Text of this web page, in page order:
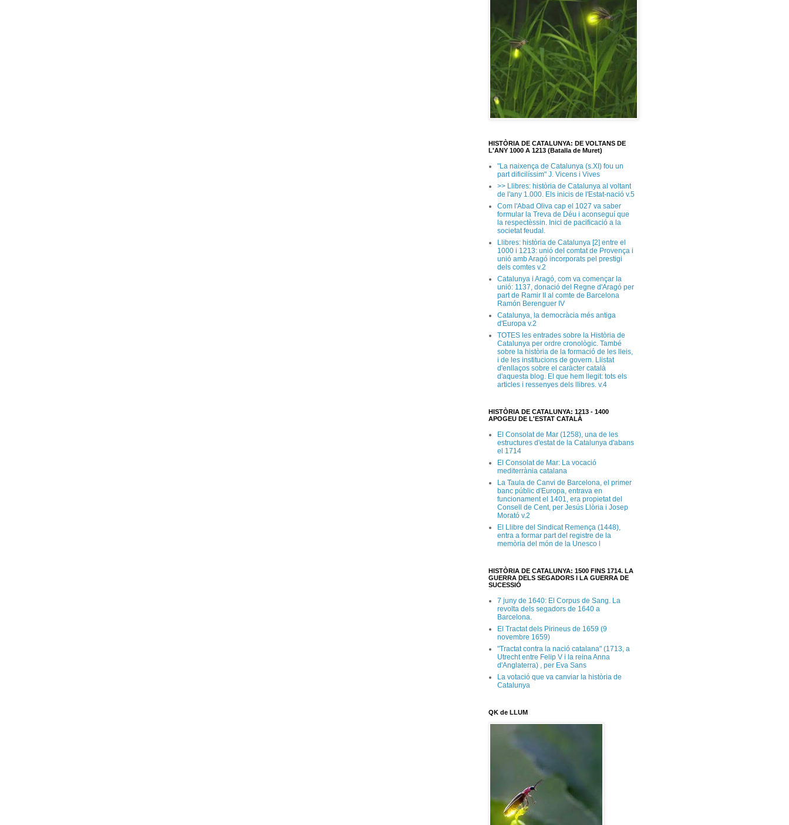
HISTÒRIA DE CATALUNYA: DE VOLTANS DE
L'ANY 1000 A 1213 (Batalla de Muret)
"La naixença de Catalunya (s.XI) fou un
part dificilíssim" J. Vicens i Vives
>> Llibres: història de Catalunya al voltant
de l'any 1.000. Els inicis de l'Estat-nació v.5
Com l'Abad Oliva cap el 1027 va saber
formular la Treva de Déu i aconseguí que
la respectèssin. Inici de pacificació a la
societat feudal.
Llibres: història de Catalunya [2] entre el
1000 i 1213: unió del comtat de Provença i
unió amb Aragó incorporats pel prestigi
dels comtes v.2
Catalunya i Aragó, com va començar la
unió: 1137, donació del Regne d'Aragó per
part de Ramir II al comte de Barcelona
Ramón Berenguer IV
Catalunya, la democràcia més antiga
d'Europa v.2
TOTES les entrades sobre la Història de
Catalunya per ordre cronològic. També
sobre la història de la formació de les lleis,
i de les institucions de govern. Llistat
d'enllaços sobre el caràcter català
d'aquesta blog. El que hem llegit: tots els
articles i ressenyes dels llibres. v.4
HISTÒRIA DE CATALUNYA: 1213 - 1400
APOGEU DE L'ESTAT CATALÀ
El Consolat de Mar (1258), una de les
estructures d'estat de la Catalunya d'abans
el 1714
El Consolat de Mar: La vocació
mediterrània catalana
La Taula de Canvi de Barcelona, el primer
banc públic d'Europa, entrava en
funcionament el 1401, era propietat del
Consell de Cent, per Jesús Llòria i Josep
Morató v.2
El Llibre del Sindicat Remença (1448),
entra a formar part del registre de la
memòria del món de la Unesco l
HISTÒRIA DE CATALUNYA: 1500 FINS 1714. LA
GUERRA DELS SEGADORS I LA GUERRA DE
SUCESSIÓ
7 juny de 1640: El Corpus de Sang. La
revolta dels segadors de 1640 a
Barcelona.
El Tractat dels Pirineus de 1659 (9
novembre 1659)
"Tractat contra la nació catalana" (1713, a
Utrecht entre Felip V i la reina Anna
d'Anglaterra) , per Eva Sans
La votació que va canviar la història de
Catalunya
QK de LLUM